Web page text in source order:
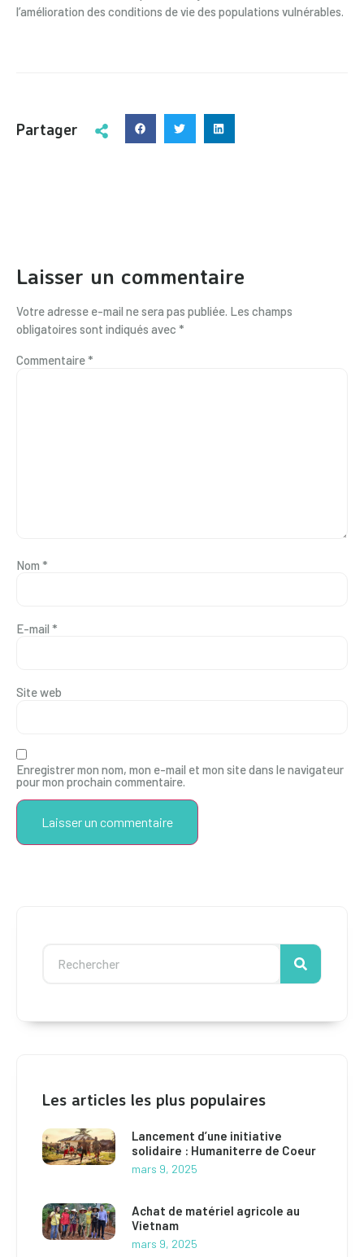
l’amélioration des conditions de vie des populations vulnérables.
Partager
Laisser un commentaire
Votre adresse e-mail ne sera pas publiée. Les champs
obligatoires sont indiqués avec *
Commentaire*
Nom *
E-mail *
Site web
Enregistrer mon nom, mon e-mail et mon site dans le navigateur
pour mon prochain commentaire.
Les articles les plus populaires
Lancement d’une initiative
solidaire : Humaniterre de Coeur
mars 9, 2025
Achat de matériel agricole au
Vietnam
mars 9, 2025